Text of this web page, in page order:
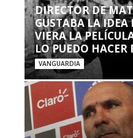
DIRECTOR DE
GUSTABA LA IDEA
VIERA LA
LO PUEDO HACER
VANGUARDIA